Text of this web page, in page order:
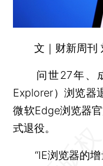
文｜财新周刊
问世27年、成
Explorer）浏览器
微软Edge浏览器
式退役。
“IE浏览器的增